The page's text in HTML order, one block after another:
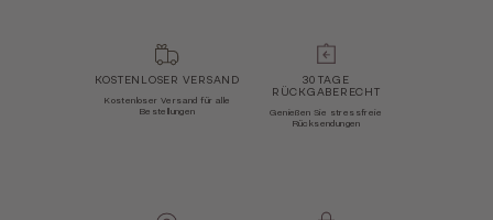
KOSTENLOSER VERSAND
Kostenloser Versand für alle
Bestellungen
30 TAGE
RÜCKGABERECHT
Genießen Sie stressfreie
Rücksendungen